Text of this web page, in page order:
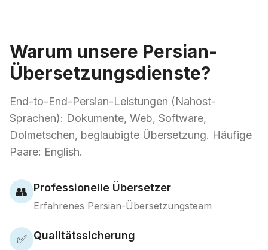
Warum unsere Persian-
Übersetzungsdienste?
End-to-End-Persian-Leistungen (Nahost-
Sprachen): Dokumente, Web, Software,
Dolmetschen, beglaubigte Übersetzung. Häufige
Paare: English.
👥 Professionelle Übersetzer
Erfahrenes Persian-Übersetzungsteam
✅ Qualitätssicherung